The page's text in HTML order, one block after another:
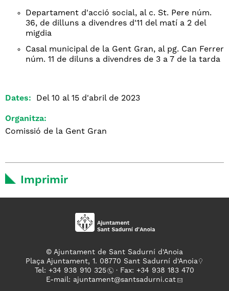
Departament d'acció social, al c. St. Pere núm.
36, de dilluns a divendres d'11 del matí a 2 del
migdia
Casal municipal de la Gent Gran, al pg. Can Ferrer
núm. 11 de diluns a divendres de 3 a 7 de la tarda
Dates: Del 10 al 15 d'abril de 2023
Organitza:
Comissió de la Gent Gran
Imprimir
© Ajuntament de Sant Sadurní d'Anoia
Plaça Ajuntament, 1. 08770 Sant Sadurní d'Anoia
Tel: +34 938 910 325
· Fax: +34 938 183 470
E-mail: ajuntament@santsadurni.cat